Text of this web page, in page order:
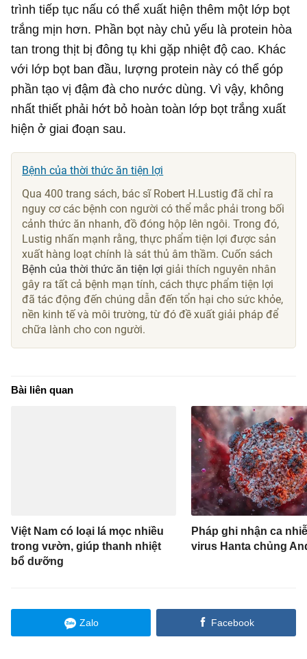
trình tiếp tục nấu có thể xuất hiện thêm một lớp bọt
trắng mịn hơn. Phần bọt này chủ yếu là protein hòa
tan trong thịt bị đông tụ khi gặp nhiệt độ cao. Khác
với lớp bọt ban đầu, lượng protein này có thể góp
phần tạo vị đậm đà cho nước dùng. Vì vậy, không
nhất thiết phải hớt bỏ hoàn toàn lớp bọt trắng xuất
hiện ở giai đoạn sau.
Bệnh của thời thức ăn tiện lợi
Qua 400 trang sách, bác sĩ Robert H.Lustig đã chỉ ra
nguy cơ các bệnh con người có thể mắc phải trong bối
cảnh thức ăn nhanh, đồ đóng hộp lên ngôi. Trong đó,
Lustig nhấn mạnh rằng, thực phẩm tiện lợi được sản
xuất hàng loạt chính là sát thủ âm thầm. Cuốn sách
Bệnh của thời thức ăn tiện lợi giải thích nguyên nhân
gây ra tất cả bệnh mạn tính, cách thực phẩm tiện lợi
đã tác động đến chúng dẫn đến tổn hại cho sức khỏe,
nền kinh tế và môi trường, từ đó đề xuất giải pháp để
chữa lành cho con người.
Bài liên quan
Việt Nam có loại lá mọc nhiều
trong vườn, giúp thanh nhiệt
bổ dưỡng
Pháp ghi nhận ca
virus Hanta chủng
Zalo Facebook